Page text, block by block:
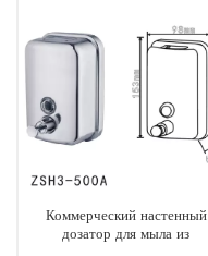
Коммерческий настенный
дозатор для мыла из